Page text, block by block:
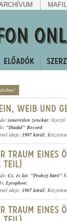
ismeretlen zenekar; Szerző:
"Diadal" Record;
ideje: 1907 körül;
Cs. és kir. "Probszt báró"
Lyrophon;
ideje: 1907 körül;